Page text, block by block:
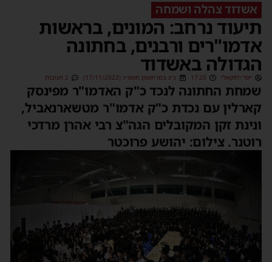
אשדוד צהלה ושמחה
תיעוד נרחב: המונים, בראשות
אדמו"רים ורבנים, בחתונה
הגדולה באשדוד
יוסי יחזקאלי 17:25 כ״ג במרחשוון תשפ״ג (17/11/2022) 2 תגובות
שמחת החתונה לנכד כ"ק האדמו"ר מפינסק
קארלין עם נכדת כ"ק אדמו"ר מטשארנאביל,
ונינת זקן המקובלים הגה"צ רבי אהרן מרדכי
רוטנר. צילום: יהושע פרוכטר